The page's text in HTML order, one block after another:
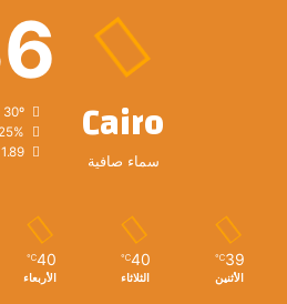
Cairo
سماء صافية
39º - 30º
25%
1.89 كيلومتر/ساعة
39
℃
الأثنين
40
℃
الثلاثاء
40
℃
الأربعاء